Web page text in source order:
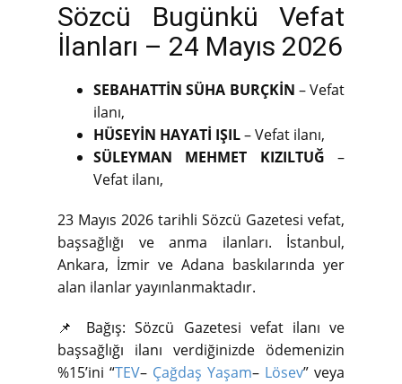
Sözcü Bugünkü Vefat
İlanları – 24 Mayıs 2026
SEBAHATTİN SÜHA BURÇKİN – Vefat
ilanı,
HÜSEYİN HAYATİ IŞIL– Vefat ilanı,
SÜLEYMAN MEHMET KIZILTUĞ –
Vefat ilanı,
23 Mayıs 2026 tarihli Sözcü Gazetesi vefat,
başsağlığı ve anma ilanları. İstanbul,
Ankara, İzmir ve Adana baskılarında yer
alan ilanlar yayınlanmaktadır.
📌 Bağış: Sözcü Gazetesi vefat ilanı ve
başsağlığı ilanı verdiğinizde ödemenizin
%15’ini “TEV– Çağdaş Yaşam– Lösev” veya